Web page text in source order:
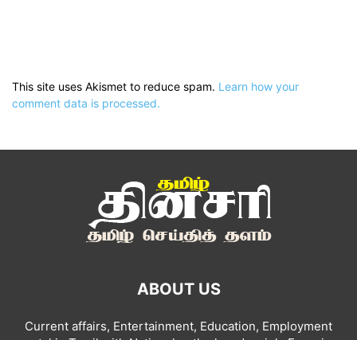
This site uses Akismet to reduce spam. Learn how your
comment data is processed.
ABOUT US
Current affairs, Entertainment, Education, Employment